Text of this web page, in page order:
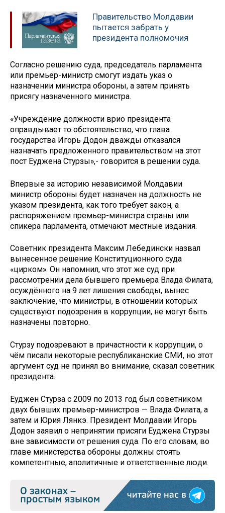
Правительство Молдавии
пытается забрать у
президента полномочия
Согласно решению суда, председатель парламента
или премьер-министр смогут издать указ о
назначении министра обороны, а затем принять
присягу назначенного министра.
«Учреждение должности врио президента
оправдывает то обстоятельство, что глава
государства Игорь Додон дважды отказался
назначать предложенного правительством на этот
пост Еуджена Стурзы»,- говорится в решении суда.
Впервые за историю независимой Молдавии
министр обороны будет назначен на должность не
указом президента, как того требует закон, а
распоряжением премьер-министра страны или
спикера парламента, отмечают местные издания.
Советник президента Максим Лебедински назвал
вынесенное решение Конституционного суда
«цирком». Он напомнил, что этот же суд при
рассмотрении дела бывшего премьера Влада Филата,
осуждённого на 9 лет лишения свободы, вынес
заключение, что министры, в отношении которых
существуют подозрения в коррупции, не могут быть
назначены повторно.
Стурзу подозревают в причастности к коррупции, о
чём писали некоторые республиканские СМИ, но этот
аргумент суд не принял во внимание, сказал советник
президента.
Еуджен Стурза с 2009 по 2013 год был советником
двух бывших премьер-министров — Влада Филата, а
затем и Юрия Лянкэ. Президент Молдавии Игорь
Додон заявил о непринятии присяги Еуджена Стурзы
вне зависимости от решения суда. По его словам, во
главе министерства обороны должны стоять
компетентные, аполитичные и ответственные люди.